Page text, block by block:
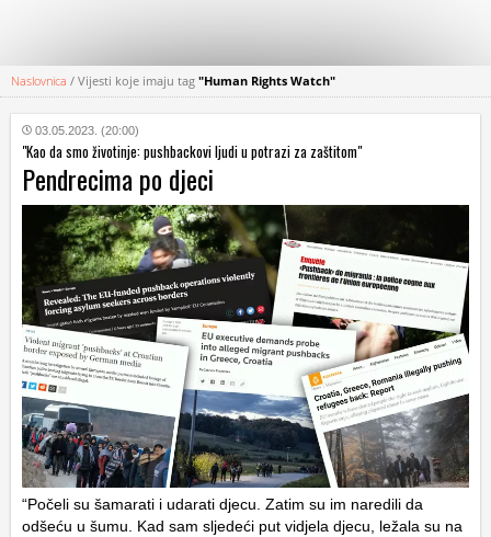
KATEGORIJE
HRVATSKI
WEB
Naslovnica / Vijesti koje imaju tag "Human Rights Watch"
03.05.2023. (20:00)
"Kao da smo životinje: pushbackovi ljudi u potrazi za zaštitom"
Pendrecima po djeci
“Počeli su šamarati i udarati djecu. Zatim su im naredili da
odšeću u šumu. Kad sam sljedeći put vidjela djecu, ležala su na